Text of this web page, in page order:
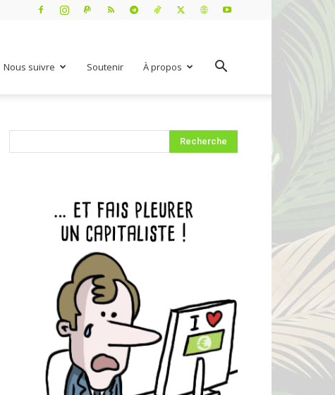
Nous suivre Soutenir À propos